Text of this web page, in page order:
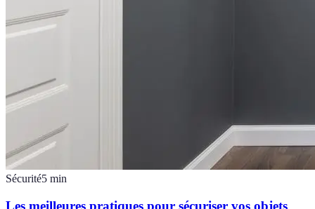
Sécurité5 min
Les meilleures pratiques pour sécuriser vos objets